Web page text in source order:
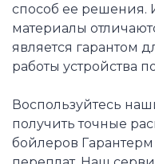
способ ее решения.
материалы
является гарантом
работы устройства
Воспользуйтесь
получить точные
бойлеров